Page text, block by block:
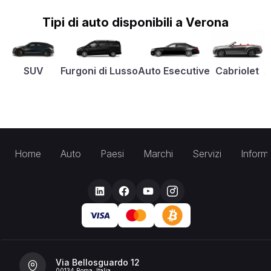
Tipi di auto disponibili a Verona
SUV Furgoni di LussoAuto Esecutive Cabriolet
Home Auto Paesi Marchi Servizi
Via Bellosguardo 12